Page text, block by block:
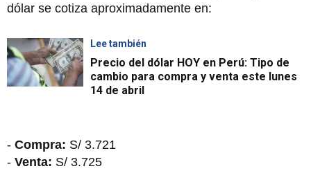
dólar se cotiza aproximadamente en:
Lee también
Precio del dólar HOY en Perú: Tipo de
cambio para compra y venta este lunes
14 de abril
- Compra: S/ 3.721
- Venta: S/ 3.725